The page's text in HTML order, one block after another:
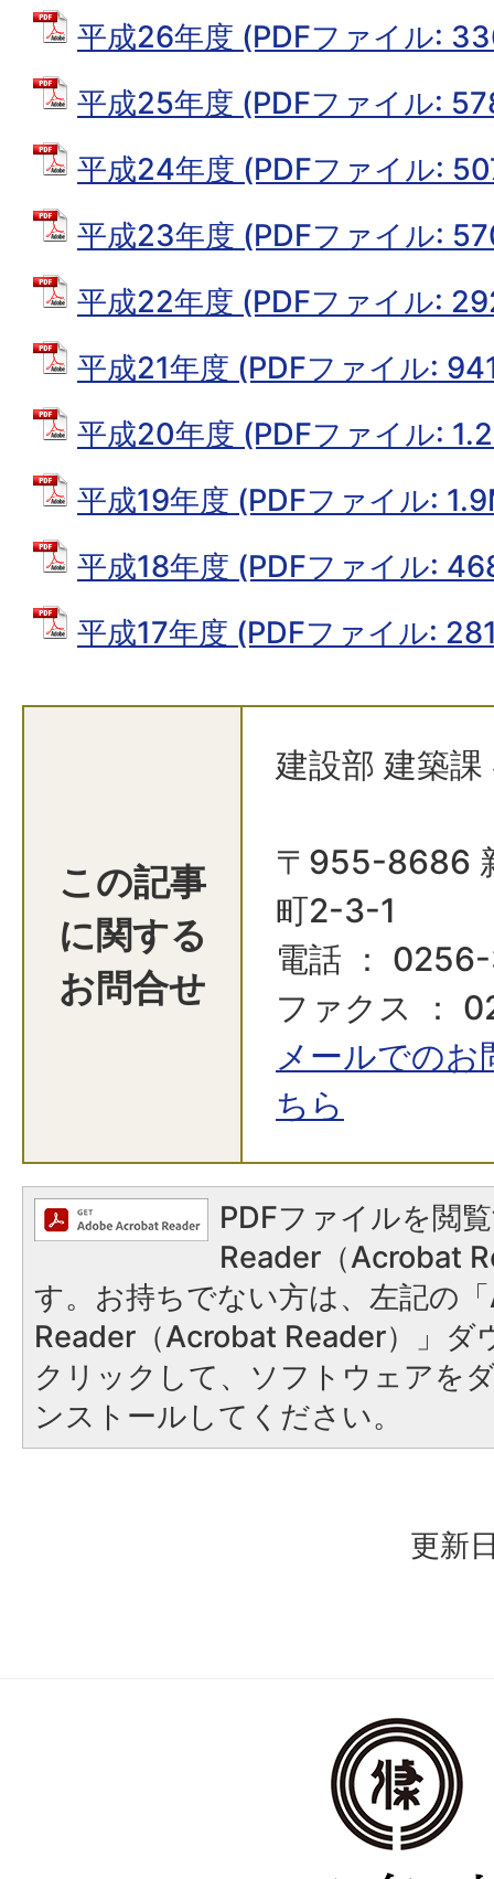
平成26年度 (PDFファイル:
平成25年度 (PDFファイル:
平成24年度 (PDFファイル:
平成23年度 (PDFファイル:
平成22年度 (PDFファイル:
平成21年度 (PDFファイル:
平成20年度 (PDFファイル:
平成19年度 (PDFファイル:
平成18年度 (PDFファイル:
平成17年度 (PDFファイル:
この記事
に関する
お問合せ
建設部 建築
〒955-8686
町2-3-1
電話 ：
ファクス ：
メールでの
ちら
PDFファイルを閲
Reader（Acrobat
す。お持ちでない方は、左記の
Reader（Acrobat Reader）」ダ
クリックして、ソフトウェアを
ンストールしてください。
更新